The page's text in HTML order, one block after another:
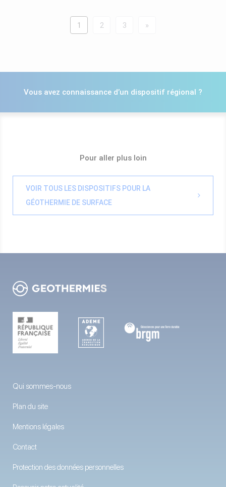
1 2 3 »
Vous avez connaissance d’un dispositif régional ?
Pour aller plus loin
VOIR TOUS LES DISPOSITIFS POUR LA
GÉOTHERMIE DE SURFACE
Qui sommes-nous
Plan du site
Mentions légales
Contact
Protection des données personnelles